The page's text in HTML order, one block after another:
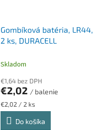
Gombíková batéria, LR44,
2 ks, DURACELL
Skladom
€1,64 bez DPH
€2,02 / balenie
Jednotková
cena:
€2,02 / 2 ks
Do košíka